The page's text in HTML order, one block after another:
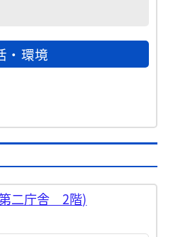
・環境
二庁舎 2階)